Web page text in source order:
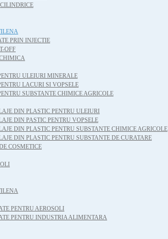
CILINDRICE
PRIN INJECTIE
OFF
ULEIURI MINERALE
LACURI SI VOPSELE
SUBSTANTE CHIMICE AGRICOLE
DIN PLASTIC PENTRU ULEIURI
DIN PASTIC PENTRU VOPSELE
DIN PLASTIC PENTRU SUBSTANTE CHIMICE AGRICOLE
DIN PLASTIC PENTRU SUBSTANTE DE CURATARE
COSMETICE
PENTRU AEROSOLI
PENTRU INDUSTRIA ALIMENTARA